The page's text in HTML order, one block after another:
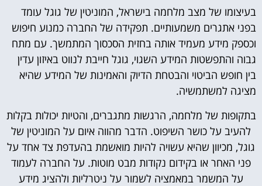
בעיצומו של מצב מלחמה בישראל, המוניטין של גוגל עומד
בפני אתגרים משמעותיים. תפקידה של החברה כמנוע חיפוש
וכספק מידע מעמיד אותה בחזית הסכסוך המתמשך. עם מתח
גבוה והתפשטות המידע השגוי, גוגל חייבת לנווט באיזון עדין
בין חופש הביטוי והבטחת הדיוק והאמינות של המידע שהיא
מציגה למשתמשיה.
בתקופות של מלחמה, הרגשות מתגברים, והטיות יכולות בקלות
להעיב על כושר השיפוט. הדבר מהווה איום על המוניטין של
גוגל, מכיוון שהיא עשויה להיות מואשמת בהעדפת צד אחד על
פני האחר או בקידום נקודות מבט מוטות. על החברה לעמוד
על המשמר במאמציה לשמור על ניטרליות ולהציג מידע